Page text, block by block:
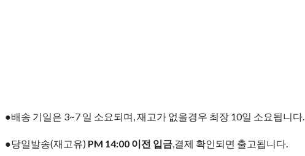
●배송 기일은 3~7 일 소요되며, 재고가 없을경우 최장 10일 소요됩니다.
●당일발송(재고유) PM 14:00 이전 입금,결제 확인되면 출고됩니다.